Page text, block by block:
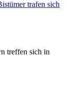
treffen sich in